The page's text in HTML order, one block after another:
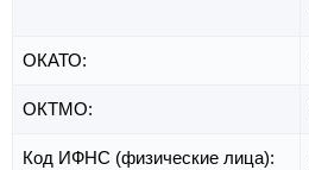
ОКАТО:
ОКТМО:
Код ИФНС (физические лица):